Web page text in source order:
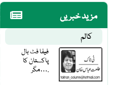
مزید خبریں
کالم
فیفا فٹ بال
پاکستان کا
مگر….